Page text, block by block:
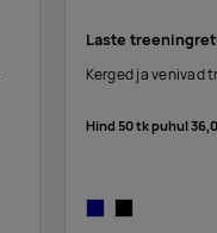
Laste
Kerged ja venivad
Hind 50 tk puhul